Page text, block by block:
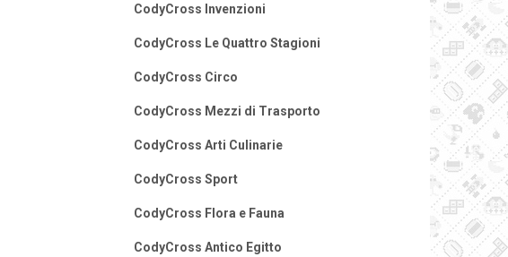
CodyCross Invenzioni
CodyCross Le Quattro Stagioni
CodyCross Circo
CodyCross Mezzi di Trasporto
CodyCross Arti Culinarie
CodyCross Sport
CodyCross Flora e Fauna
CodyCross Antico Egitto